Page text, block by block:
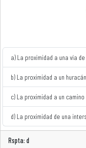
a) La proximidad a una vía
b) La proximidad a un huracán.
c) La proximidad a un camino
d) La proximidad de una
Rspta: d